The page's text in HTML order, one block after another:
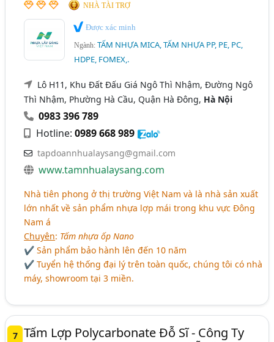
NHÀ TÀI TRỢ
Được xác minh
Ngành:TẤM NHỰA MICA, TẤM NHỰA PP, PE, PC,
HDPE, FOMEX,.
Lô H11, Khu Đất Đấu Giá Ngô Thì Nhậm, Đường Ngô
Thì Nhậm, Phường Hà Cầu, Quận Hà Đông, Hà Nội
0983 396 789
Hotline:0989 668 989
tapdoannhualaysang@gmail.com
www.tamnhualaysang.com
Nhà tiên phong ở thị trường Việt Nam và là nhà sản xuất
lớn nhất về sản phẩm nhựa lợp mái trong khu vực Đông
Nam á
Chuyên: Tấm nhựa ốp Nano
✔ Sản phẩm bảo hành lên đến 10 năm
✔ Tuyển hệ thống đại lý trên toàn quốc, chúng tôi có nhà
máy, showroom tại 3 miền.
7 Tấm Lợp Polycarbonate Đỗ Sĩ - Công Ty